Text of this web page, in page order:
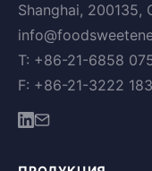
Shanghai, 200135,
T: +86-21-6858
F: +86-21-3222